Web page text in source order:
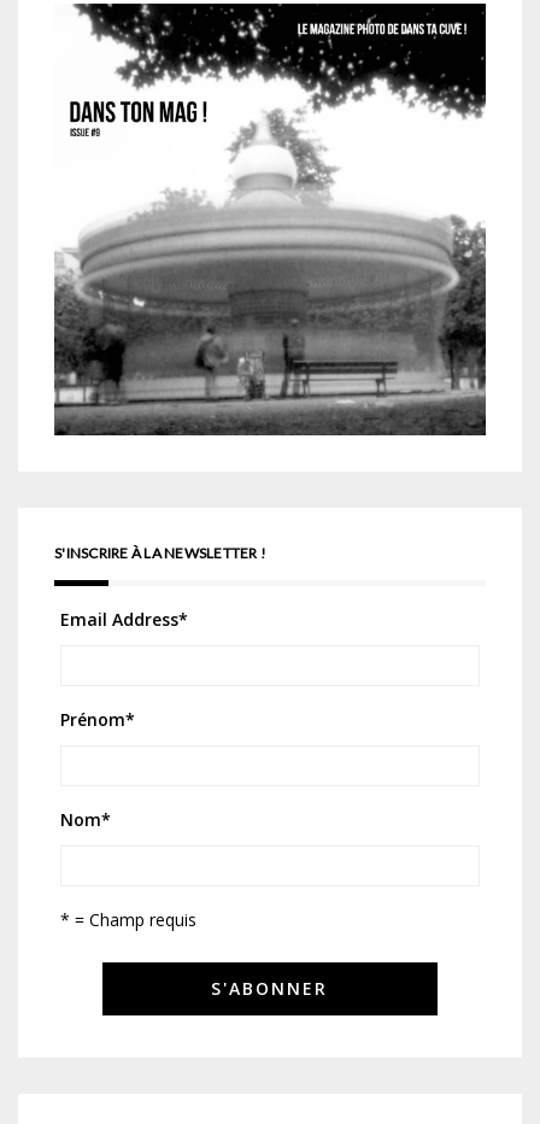
S'INSCRIRE À LA NEWSLETTER !
Email Address*
Prénom*
Nom*
* = Champ requis